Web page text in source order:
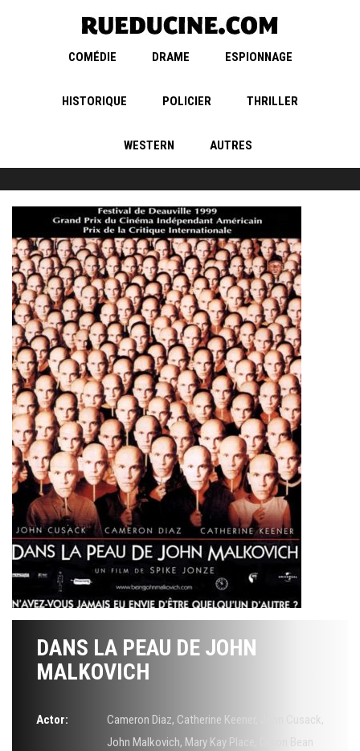
COMÉDIE DRAME ESPIONNAGE
HISTORIQUE POLICIER THRILLER
WESTERN AUTRES
DANS LA PEAU DE JOHN
MALKOVICH
Actor: Cameron Diaz, Catherine Keener John Cusack,
John Malkovich, Mary Kay Place
Orson Bean